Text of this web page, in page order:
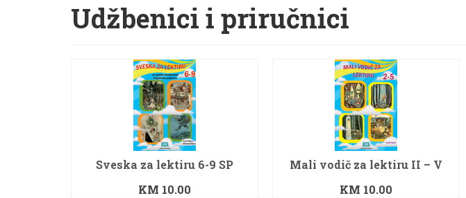
Udžbenici i priručnici
Sveska za lektiru 6-9 SP
KM 10.00
Mali vodič za lektiru II – V
KM 10.00